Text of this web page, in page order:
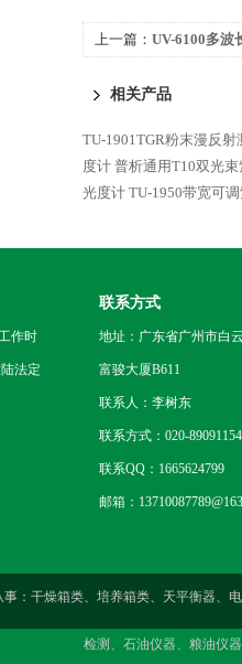
上一篇： UV-6100多波
相关产品
TU-1901TGR粉末漫反
度计 普析通用T10双光
光度计 TU-1950带宽可
作时
法定
联系方式
地址：广东省广州市白
富骏大厦B611
联系人：李树东
联系方式：020-89091154
联系QQ：1665624799
邮箱：
事：干燥箱类、培养箱类、天平衡器
检测、石油仪器、粮油仪